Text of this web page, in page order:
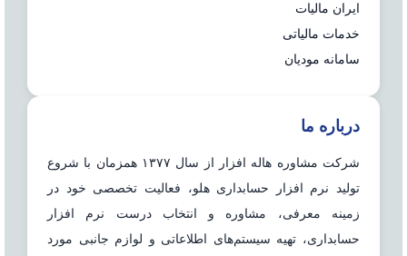
ایران مالیات
خدمات مالیاتی
سامانه مودیان
درباره ما
شرکت مشاوره هاله افزار از سال ۱۳۷۷ همزمان با شروع
تولید نرم افزار حسابداری هلو، فعالیت تخصصی خود در
زمینه معرفی، مشاوره و انتخاب درست نرم افزار
حسابداری، تهیه سیستم‌های اطلاعاتی و لوازم جانبی مورد